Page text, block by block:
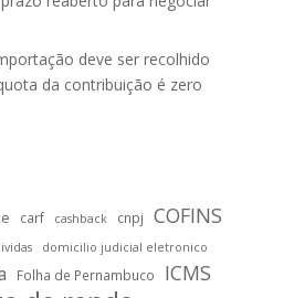
deve ser recolhido
da contribuição é zero
carf cashback cnpj COFINS
domicilio judicial eletronico
Folha de Pernambuco ICMS